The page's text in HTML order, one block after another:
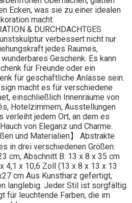
Ecken, was sie zu einer idealen
macht.
& DURCHDACHTGES
verbessert nicht nur
jedes Raumes,
Geschenk. Es kann
für Freunde oder ein
für geschäftliche Anlässe sein.
macht es für verschiedene
einschließlich Innenräume von
Hotelzimmern, Ausstellungen
verleiht jedem Ort, an dem es
von Eleganz und Charme.
und Materialien】 Abstrakte
in drei verschiedenen Größen:
cm, Abschnitt B: 13 x 8 x 35 cm
4,1 x 10,6 Zoll (13 x 8 x 13 x 13
cm Aus Kunstharz gefertigt,
langlebig. Jeder Stil ist sorgfältig
für leuchtende Farben, die im